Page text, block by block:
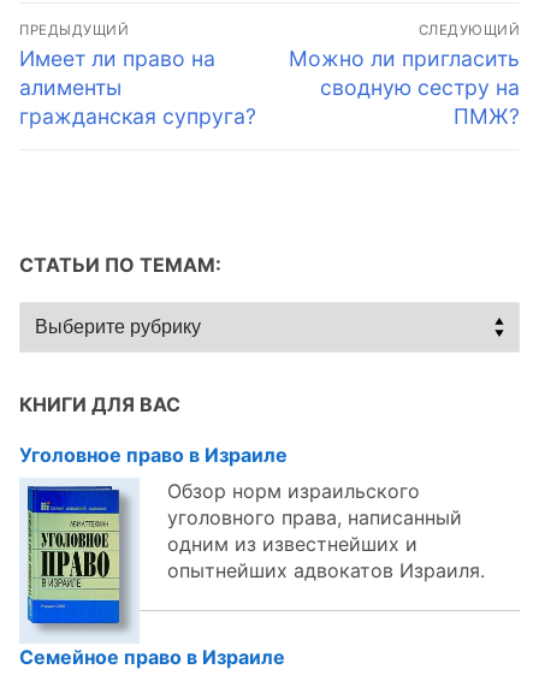
Навигация
по
записям
ПРЕДЫДУЩИЙ
Предыдущая
запись:
Имеет ли право на
алименты
гражданская супруга?
СЛЕДУЮЩИЙ
Следующая
запись:
Можно ли пригласить
сводную сестру на
ПМЖ?
СТАТЬИ ПО ТЕМАМ:
Статьи
по
КНИГИ ДЛЯ ВАС
Уголовное право в Израиле
Обзор норм израильского
уголовного права, написанный
одним из известнейших и
опытнейших адвокатов Израиля.
Семейное право в Израиле